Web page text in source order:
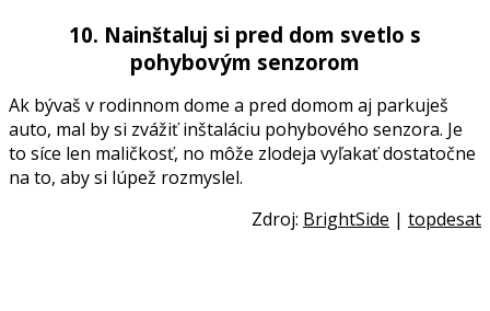
10. Nainštaluj si pred dom svetlo s
pohybovým senzorom
Ak bývaš v rodinnom dome a pred domom aj parkuješ
auto, mal by si zvážiť inštaláciu pohybového senzora. Je
to síce len maličkosť, no môže zlodeja vyľakať dostatočne
na to, aby si lúpež rozmyslel.
Zdroj: BrightSide | topdesat